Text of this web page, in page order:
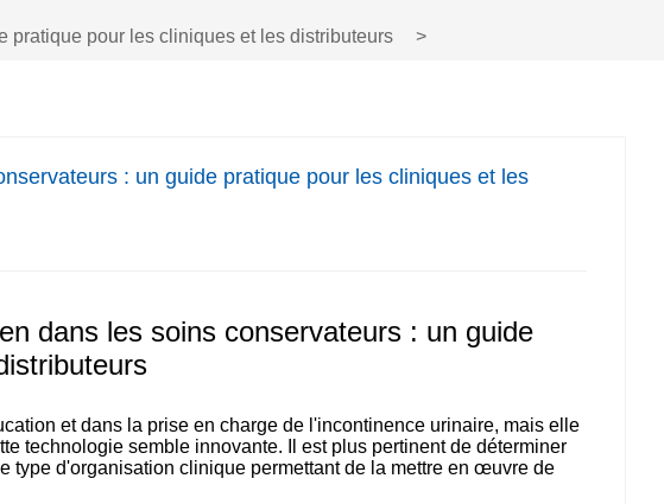
pratique pour les cliniques et les distributeurs >
: un guide pratique pour les cliniques et les
dans les soins conservateurs : un guide
et dans la prise en charge de l'incontinence urinaire, mais elle
technologie semble innovante. Il est plus pertinent de déterminer
type d'organisation clinique permettant de la mettre en œuvre de